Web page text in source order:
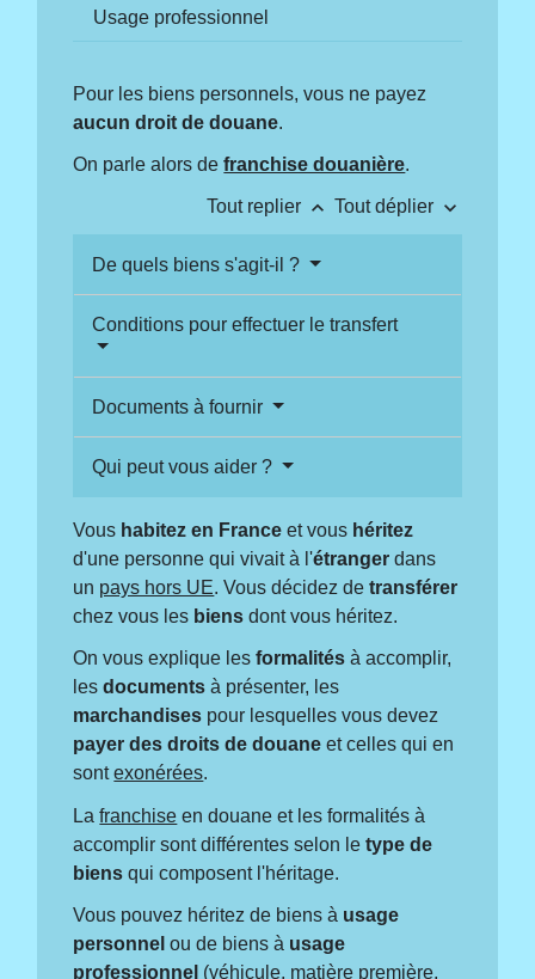
Usage professionnel
Pour les biens personnels, vous ne payez
aucun droit de douane.
On parle alors defranchise douanière.
Tout replier keyboard_arrow_up Tout déplier keyboard_arrow_down
De quels biens s'agit-il ?
Conditions pour effectuer le transfert
Documents à fournir
Qui peut vous aider ?
Vous habitez en France et vous héritez
d'une personne qui vivait à l'étranger dans
un pays hors UE. Vous décidez detransférer
chez vous les biens dont vous héritez.
On vous explique lesformalités à accomplir,
lesdocuments à présenter, les
marchandises pour lesquelles vous devez
payer des droits de douane et celles qui en
sontexonérées.
Lafranchise en douane et les formalités à
accomplir sont différentes selon letype de
biens qui composent l'héritage.
Vous pouvez héritez de biens à usage
personnel ou de biens à usage
professionnel (véhicule, matière première,